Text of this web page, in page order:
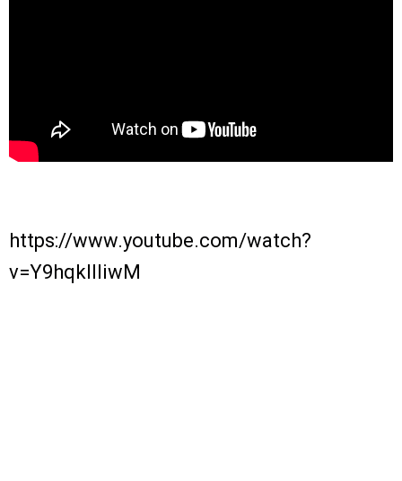
https://www.youtube.com/watch?
v=Y9hqklIliwM